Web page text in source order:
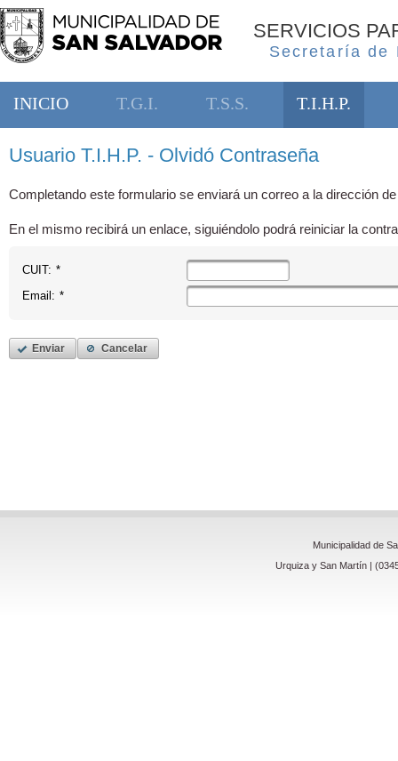
SERVICIOS
Secretaría de
INICIO T.G.I. T.S.S. T.I.H.P.
Usuario T.I.H.P. - Olvidó Contraseña
Completando este formulario se enviará un correo a la dirección
En el mismo recibirá un enlace, siguiéndolo podrá reiniciar la
CUIT: *
Email: *
Enviar Cancelar
Municipalidad de
Urquiza y San Martín |